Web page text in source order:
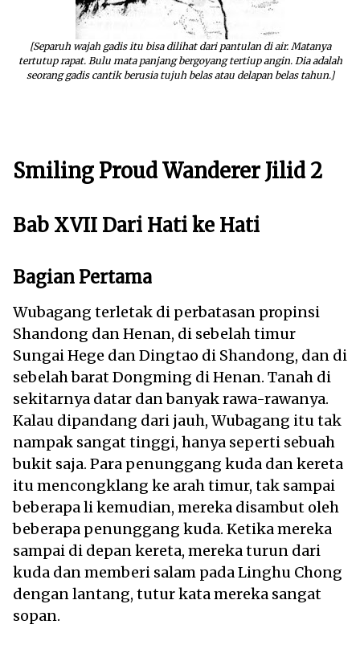
[Separuh wajah gadis itu bisa dilihat dari pantulan di air. Matanya
tertutup rapat. Bulu mata panjang bergoyang tertiup angin. Dia adalah
seorang gadis cantik berusia tujuh belas atau delapan belas tahun.]
Smiling Proud Wanderer Jilid 2
Bab XVII Dari Hati ke Hati
Bagian Pertama
Wubagang terletak di perbatasan propinsi
Shandong dan Henan, di sebelah timur
Sungai Hege dan Dingtao di Shandong, dan di
sebelah barat Dongming di Henan. Tanah di
sekitarnya datar dan banyak rawa-rawanya.
Kalau dipandang dari jauh, Wubagang itu tak
nampak sangat tinggi, hanya seperti sebuah
bukit saja. Para penunggang kuda dan kereta
itu mencongklang ke arah timur, tak sampai
beberapa li kemudian, mereka disambut oleh
beberapa penunggang kuda. Ketika mereka
sampai di depan kereta, mereka turun dari
kuda dan memberi salam pada Linghu Chong
dengan lantang, tutur kata mereka sangat
sopan.